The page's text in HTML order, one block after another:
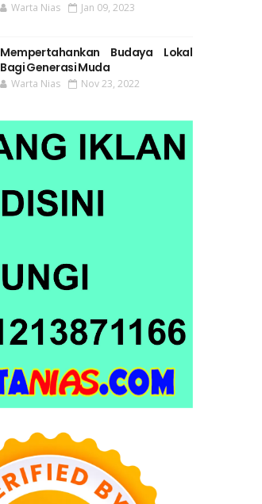
Warta Nias Jan 09, 2023
Mempertahankan Budaya Lokal
Bagi Generasi Muda
Warta Nias Nov 23, 2022